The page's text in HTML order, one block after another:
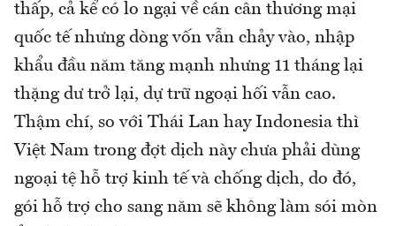
thấp, cả kể có lo ngại về cán cân thương mại
quốc tế nhưng dòng vốn vẫn chảy vào, nhập
khẩu đầu năm tăng mạnh nhưng 11 tháng lại
thặng dư trở lại, dự trữ ngoại hối vẫn cao.
Thậm chí, so với Thái Lan hay Indonesia thì
Việt Nam trong đợt dịch này chưa phải dùng
ngoại tệ hỗ trợ kinh tế và chống dịch, do đó,
gói hỗ trợ cho sang năm sẽ không làm sói mòn